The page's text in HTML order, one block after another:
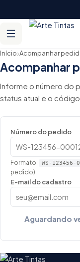
Início›Acompanhar
Acompanhar
Informe o número do
status atual e o
Número do pedido
Formato: WS-123456-
pedido)
E-mail do cadastro
Aguardando